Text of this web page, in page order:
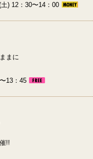
) 12：30〜14：00
まに
13：45
!!